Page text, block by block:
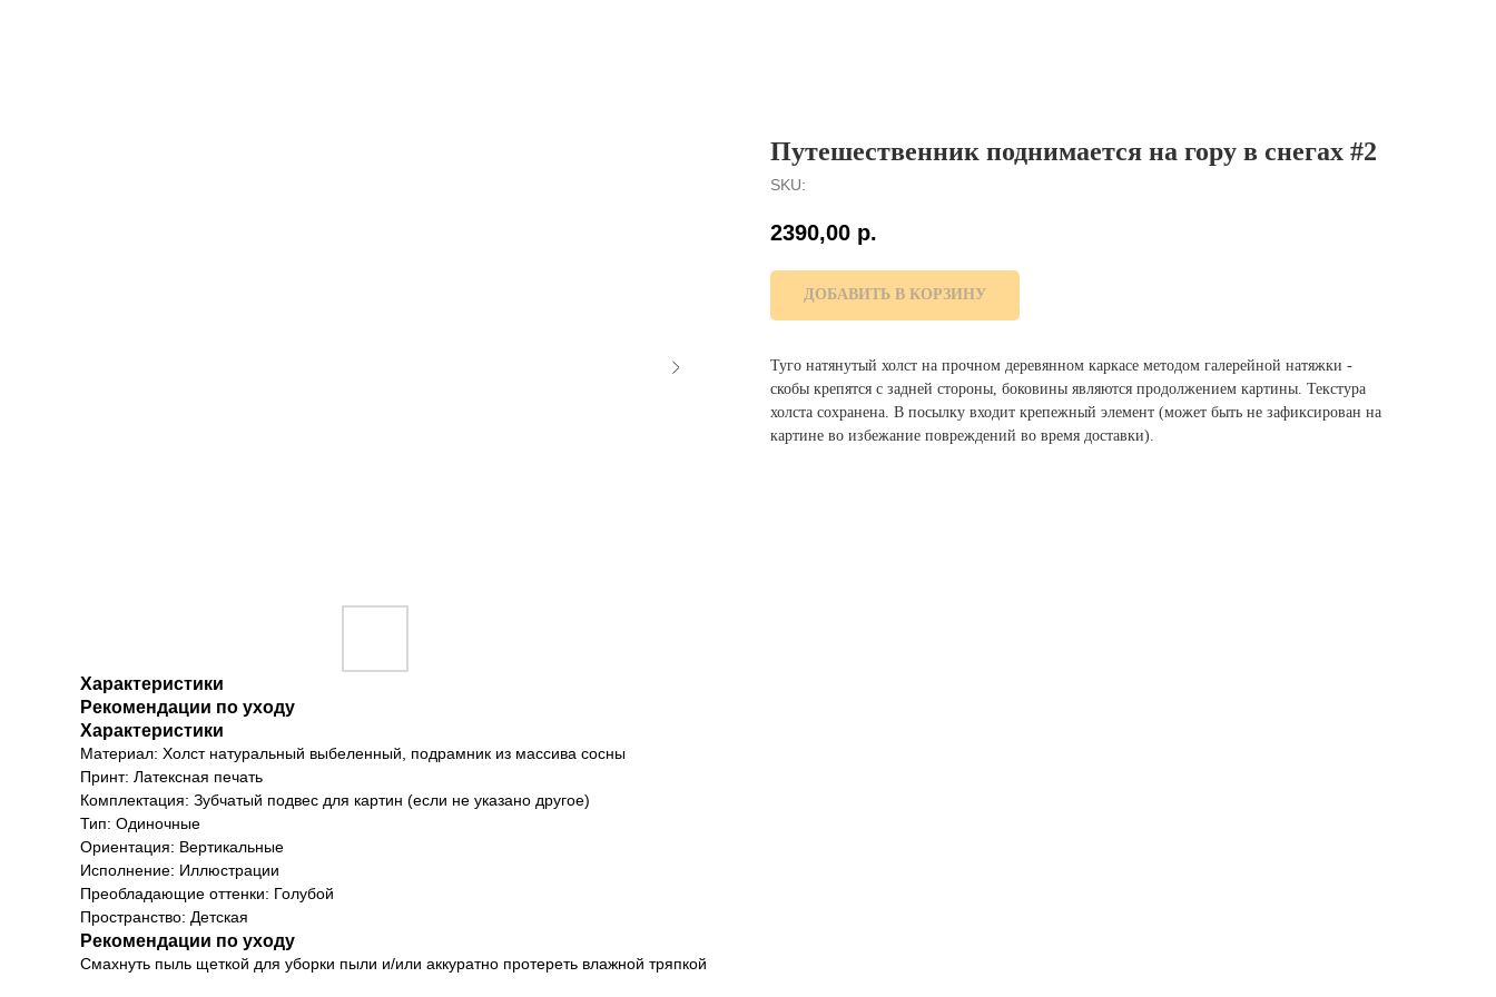
Путешественник поднимается на гору в снегах #2
SKU:
2390,00 р.
ДОБАВИТЬ В КОРЗИНУ
Туго натянутый холст на прочном деревянном каркасе методом галерейной натяжки -
скобы крепятся с задней стороны, боковины являются продолжением картины. Текстура
холста сохранена. В посылку входит крепежный элемент (может быть не зафиксирован на
картине во избежание повреждений во время доставки).
Характеристики
Рекомендации по уходу
Характеристики
Материал: Холст натуральный выбеленный, подрамник из массива сосны
Принт: Латексная печать
Комплектация: Зубчатый подвес для картин (если не указано другое)
Тип: Одиночные
Ориентация: Вертикальные
Исполнение: Иллюстрации
Преобладающие оттенки: Голубой
Пространство: Детская
Рекомендации по уходу
Смахнуть пыль щеткой для уборки пыли и/или аккуратно протереть влажной тряпкой